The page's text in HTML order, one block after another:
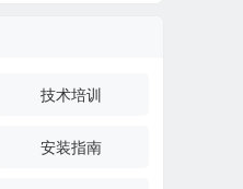
技术培训
安装指南